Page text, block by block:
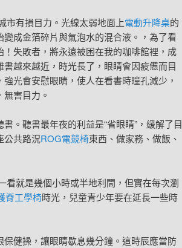
市有損目力。光線太弱地面上電動升降桌的
成金箔碎片與氣泡水的混合液。，為了看
失敗者，將永遠被困在我的咖啡館裡，成
越來越近，時光長了，眼睛會因疲憊而目
光會安慰眼睛，使人在看書時瞳孔減少，
害目力。
。聽書最年夜的利益是“省眼睛”，緩解了目
公共路況ROG電競椅東西、做家務、做飯、
看就是幾個小時或半地利間，但實在每次瀏
脊工學椅時光，兒童青少年要在延長一些時
健操，讓眼睛歇息幾分鐘。這時辰應當防